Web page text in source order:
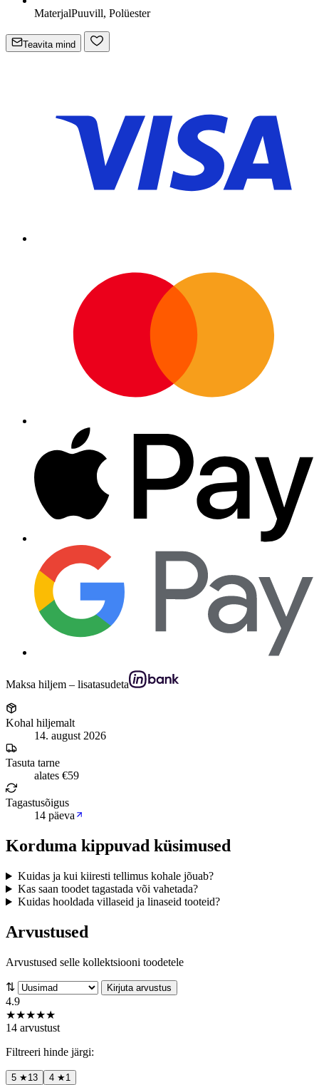
MaterjalPuuvill, Polüester
Teavita mind
Maksa hiljem – lisatasudeta
Kohal hiljemalt
14. august 2026
Tasuta tarne
alates €59
Tagastusõigus
14 päeva
Korduma kippuvad küsimused
Kuidas ja kui kiiresti tellimus kohale jõuab?
Kas saan toodet tagastada või vahetada?
Kuidas hooldada villaseid ja linaseid tooteid?
Arvustused
Arvustused selle kollektsiooni toodetele
⇅ Kirjuta arvustus
4.9
★★★★★
14 arvustust
Filtreeri hinde järgi:
5 ★13 4 ★1